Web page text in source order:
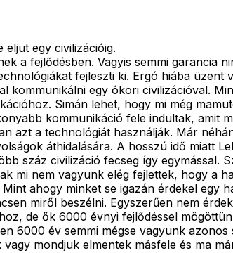
eljut egy civilizációig.
a fejlődésben. Vagyis semmi garancia
fejleszti ki. Ergó hiába
kommunikálni egy ókori civilizációval.
Simán lehet, hogy mi még
kommunikáció fele indultak, amit
azt a technológiát használják. Már
áthidalására. A hosszú idő miatt
száz civilizáció fecseg így egymással.
mi nem vagyunk elég fejlettek, hogy a
ahogy minket se igazán érdekel egy
miről beszélni. Egyszerűen nem
de ők 6000 évnyi fejlődéssel
6000 év semmi mégse vagyunk
mondjuk elmentek másfele és ma